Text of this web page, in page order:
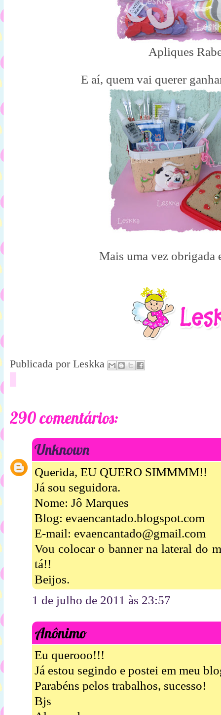
Apliques
E aí, quem vai querer
Mais uma vez obrigada
Publicada por Leskka
290 comentários:
Unknown
Querida, EU QUERO SIMMMM!!
Já sou seguidora.
Nome: Jô Marques
Blog: evaencantado.blogspot.com
E-mail: evaencantado@gmail.com
Vou colocar o banner na lateral do
tá!!
Beijos.
1 de julho de 2011 às 23:57
Anônimo
Eu querooo!!!
Já estou segindo e postei em meu
Parabéns pelos trabalhos, sucesso!
Bjs